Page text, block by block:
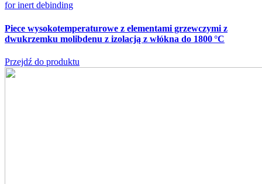
Piece wysokotemperaturowe z elementami grzewczymi z
dwukrzemku molibdenu z izolacją z włókna do 1800 °C
Przejdź do produktu